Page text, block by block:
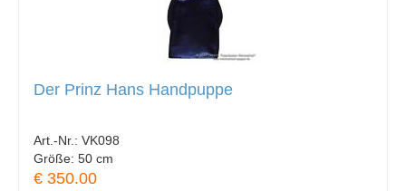
Der Prinz Hans Handpuppe
Art.-Nr.: VK098
Größe: 50 cm
€ 350.00